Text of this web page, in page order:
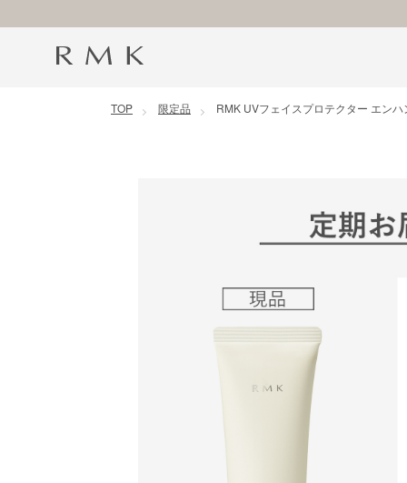
コンテンツに移動
TOP 限定品 RMK UVフェイスプロテクター エンハ